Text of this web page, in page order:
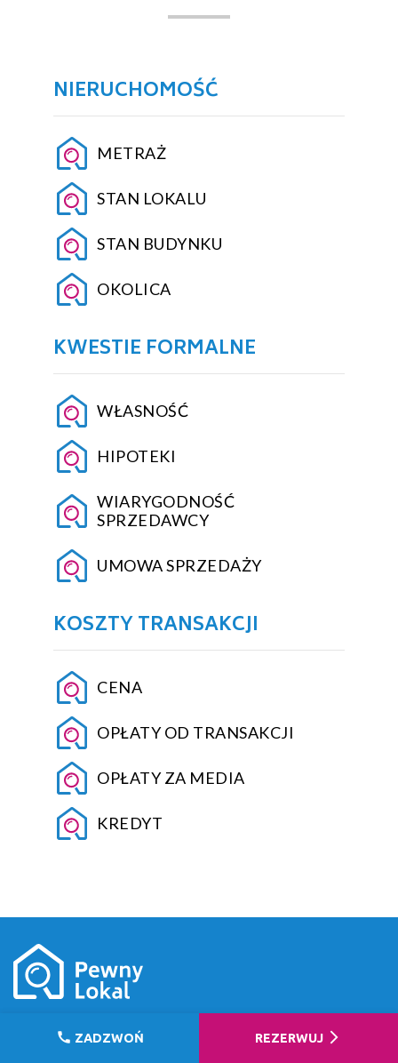
NIERUCHOMOŚĆ
METRAŻ
STAN LOKALU
STAN BUDYNKU
OKOLICA
KWESTIE FORMALNE
WŁASNOŚĆ
HIPOTEKI
WIARYGODNOŚĆ
SPRZEDAWCY
UMOWA SPRZEDAŻY
KOSZTY TRANSAKCJI
CENA
OPŁATY OD TRANSAKCJI
OPŁATY ZA MEDIA
KREDYT
call ZADZWOŃ REZERWUJ arrow_forward_ios